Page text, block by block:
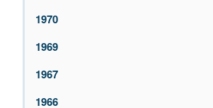
1970
1969
1967
1966